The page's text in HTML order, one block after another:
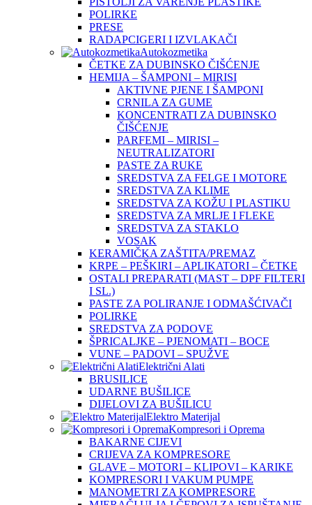
POLIRKE
PRESE
RADAPCIGERI I IZVLAKAČI
Autokozmetika
ČETKE ZA DUBINSKO ČIŠĆENJE
HEMIJA – ŠAMPONI – MIRISI
AKTIVNE PJENE I ŠAMPONI
CRNILA ZA GUME
KONCENTRATI ZA DUBINSKO
ČIŠĆENJE
PARFEMI – MIRISI –
NEUTRALIZATORI
PASTE ZA RUKE
SREDSTVA ZA FELGE I MOTORE
SREDSTVA ZA KLIME
SREDSTVA ZA KOŽU I PLASTIKU
SREDSTVA ZA MRLJE I FLEKE
SREDSTVA ZA STAKLO
VOSAK
KERAMIČKA ZAŠTITA/PREMAZ
KRPE – PEŠKIRI – APLIKATORI – ČETKE
OSTALI PREPARATI (MAST – DPF FILTERI
I SL.)
PASTE ZA POLIRANJE I ODMAŠĆIVAČI
POLIRKE
SREDSTVA ZA PODOVE
ŠPRICALJKE – PJENOMATI – BOCE
VUNE – PADOVI – SPUŽVE
Električni Alati
BRUSILICE
UDARNE BUŠILICE
DIJELOVI ZA BUŠILICU
Elektro Materijal
Kompresori i Oprema
BAKARNE CIJEVI
CRIJEVA ZA KOMPRESORE
GLAVE – MOTORI – KLIPOVI – KARIKE
KOMPRESORI I VAKUM PUMPE
MANOMETRI ZA KOMPRESORE